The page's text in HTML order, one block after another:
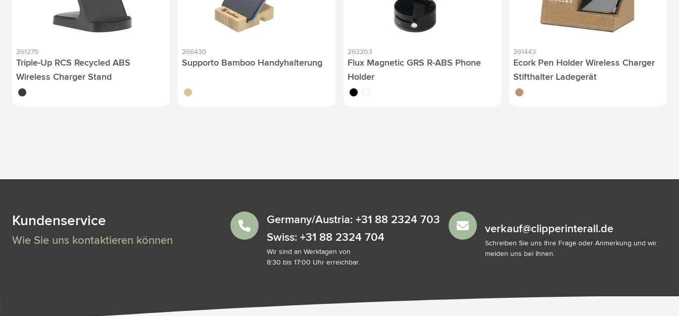
261275
Triple-Up RCS Recycled ABS
Wireless Charger Stand
noir
266430
Supporto Bamboo Handyhalterung
bambou
263203
Flux Magnetic GRS R-ABS Phone
Holder
noir blanc
261443
Ecork Pen Holder Wireless Charger
Stifthalter Ladegerät
liège
Kundenservice
Wie Sie uns kontaktieren können
Germany/Austria: +31 88 2324 703
Swiss: +31 88 2324 704
Wir sind an Werktagen von
8:30 bis 17:00 Uhr erreichbar.
verkauf@clipperinterall.de
Schreiben Sie uns Ihre Frage oder Anmerkung und wir
melden uns bei Ihnen.